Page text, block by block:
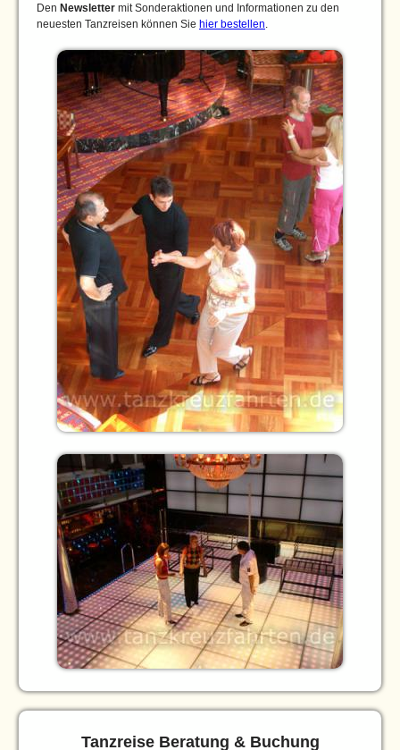
Den Newsletter mit Sonderaktionen und Informationen zu den
neuesten Tanzreisen können Sie hier bestellen.
Tanzreise Beratung & Buchung